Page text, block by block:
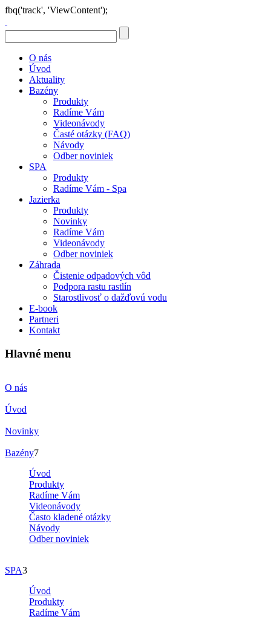
fbq('track', 'ViewContent');
O nás
Úvod
Aktuality
Bazény
Produkty
Radíme Vám
Videonávody
Časté otázky (FAQ)
Návody
Odber noviniek
SPA
Produkty
Radíme Vám - Spa
Jazierka
Produkty
Novinky
Radíme Vám
Videonávody
Odber noviniek
Záhrada
Čistenie odpadových vôd
Podpora rastu rastlín
Starostlivosť o dažďovú vodu
E-book
Partneri
Kontakt
Hlavné menu
O nás
Úvod
Novinky
Bazény7
Úvod
Produkty
Radíme Vám
Videonávody
Často kladené otázky
Návody
Odber noviniek
SPA3
Úvod
Produkty
Radíme Vám